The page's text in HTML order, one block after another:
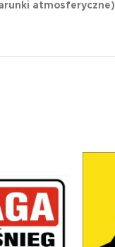
atmosferyczne)